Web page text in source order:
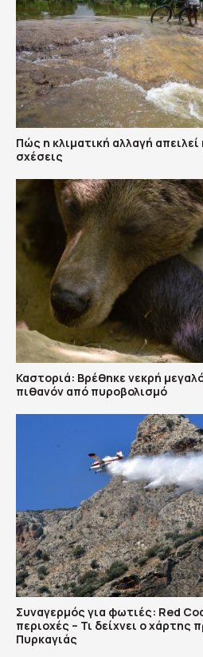
Πώς η κλιματική αλλαγή απειλεί
σχέσεις
Καστοριά: Βρέθηκε νεκρή
πιθανόν από πυροβολισμό
Συναγερμός για φωτιές: Red
περιοχές – Τι δείχνει ο χάρτης
Πυρκαγιάς